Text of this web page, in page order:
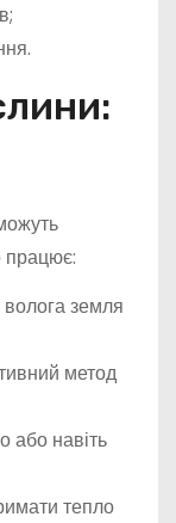
працює:
земля
метод
або навіть
тепло